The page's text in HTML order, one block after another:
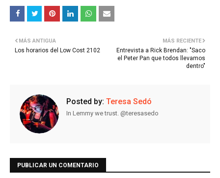
MÁS RECIENTE
Entrevista a Rick Brendan: "Saco
el Peter Pan que todos llevamos
dentro"
MÁS ANTIGUA
Los horarios del Low Cost 2102
Posted by: Teresa Sedó
In Lemmy we trust. @teresasedo
PUBLICAR UN COMENTARIO